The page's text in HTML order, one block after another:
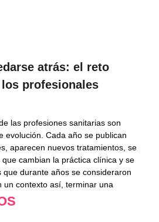
atrás: el reto
profesionales
las profesiones sanitarias son
evolución. Cada año se publican
aparecen nuevos tratamientos, se
cambian la práctica clínica y se
que durante años se consideraron
un contexto así, terminar una